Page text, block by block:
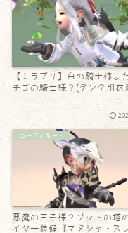
【ミラプリ】白の騎士様ま
チゴの騎士様？(タンク用衣
コーディネート
悪魔の王子様？ゾットの塔
イヤー装備『マヌシャ・ス